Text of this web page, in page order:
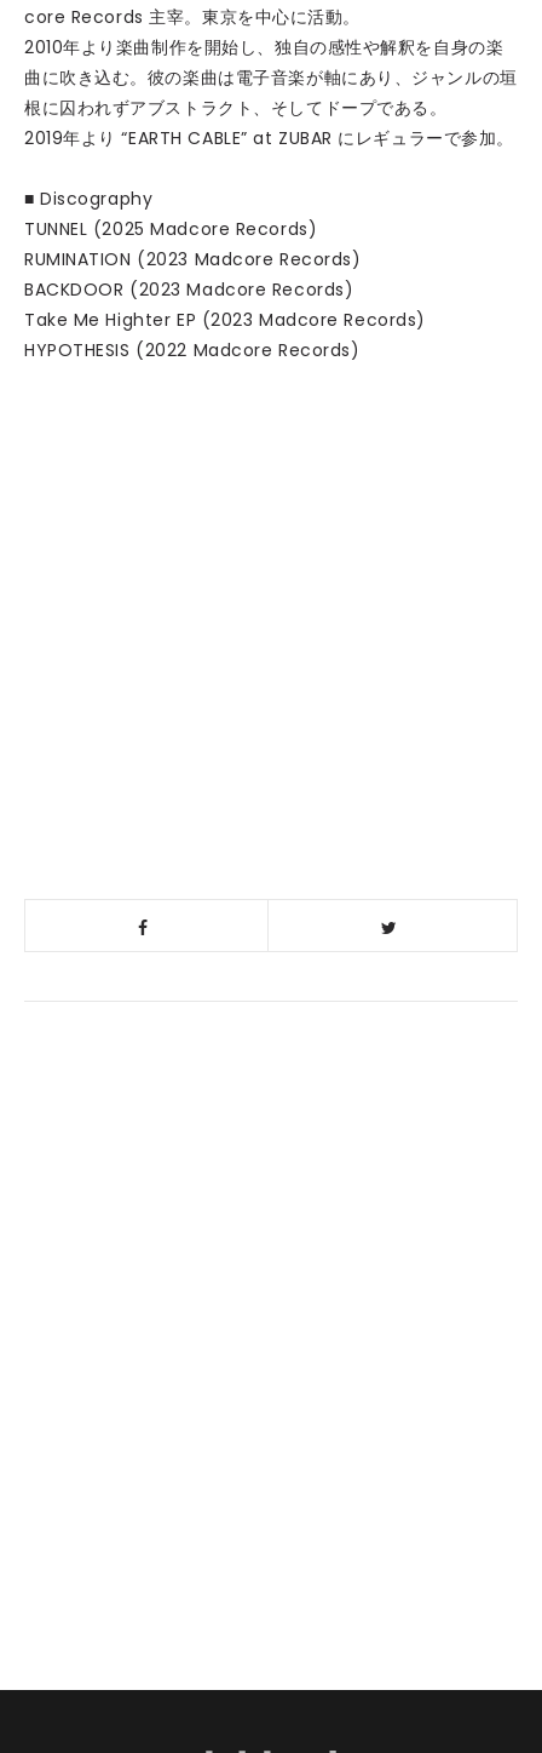
core Records 主宰。東京を中心に活動。
2010年より楽曲制作を開始し、独自の感性や解釈を自身の楽
曲に吹き込む。彼の楽曲は電子音楽が軸にあり、ジャンルの垣
根に囚われずアブストラクト、そしてドープである。
2019年より “EARTH CABLE” at ZUBAR にレギュラーで参加。
■ Discography
TUNNEL (2025 Madcore Records)
RUMINATION (2023 Madcore Records)
BACKDOOR (2023 Madcore Records)
Take Me Highter EP (2023 Madcore Records)
HYPOTHESIS (2022 Madcore Records)